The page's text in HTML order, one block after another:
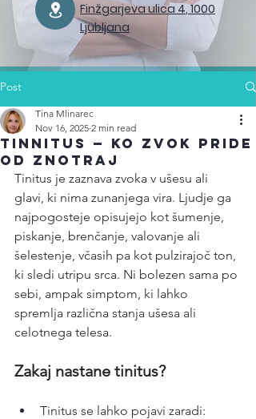
Finžgarjeva ulica 4, 1000
Ljubljana
Post
Tinnitus — ko zvok pride
od znotraj
Tina Mlinarec
Nov 16, 2025 2 min read
Tinitus je zaznava zvoka v ušesu ali
glavi, ki nima zunanjega vira. Ljudje ga
najpogosteje opisujejo kot šumenje,
piskanje, brenčanje, valovanje ali
šelestenje, včasih pa kot pulzirajoč ton,
ki sledi utripu srca. Ni bolezen sama po
sebi, ampak simptom, ki lahko
spremlja različna stanja ušesa ali
celotnega telesa.
Zakaj nastane tinitus?
Tinitus se lahko pojavi zaradi: